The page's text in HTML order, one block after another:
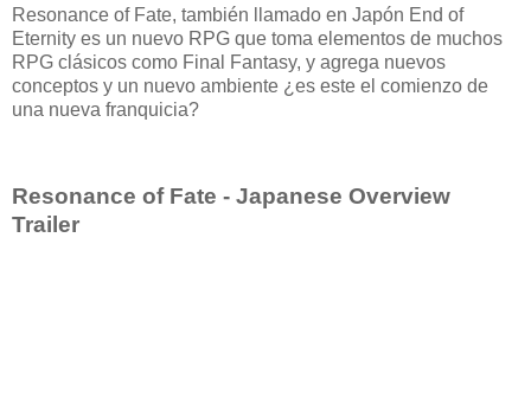
Resonance of Fate, también llamado en Japón End of
Eternity es un nuevo RPG que toma elementos de muchos
RPG clásicos como Final Fantasy, y agrega nuevos
conceptos y un nuevo ambiente ¿es este el comienzo de
una nueva franquicia?
Resonance of Fate - Japanese Overview
Trailer